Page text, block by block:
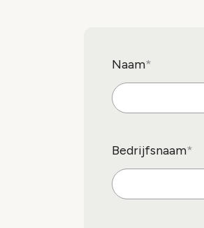
Naam
Bedrijfsnaam